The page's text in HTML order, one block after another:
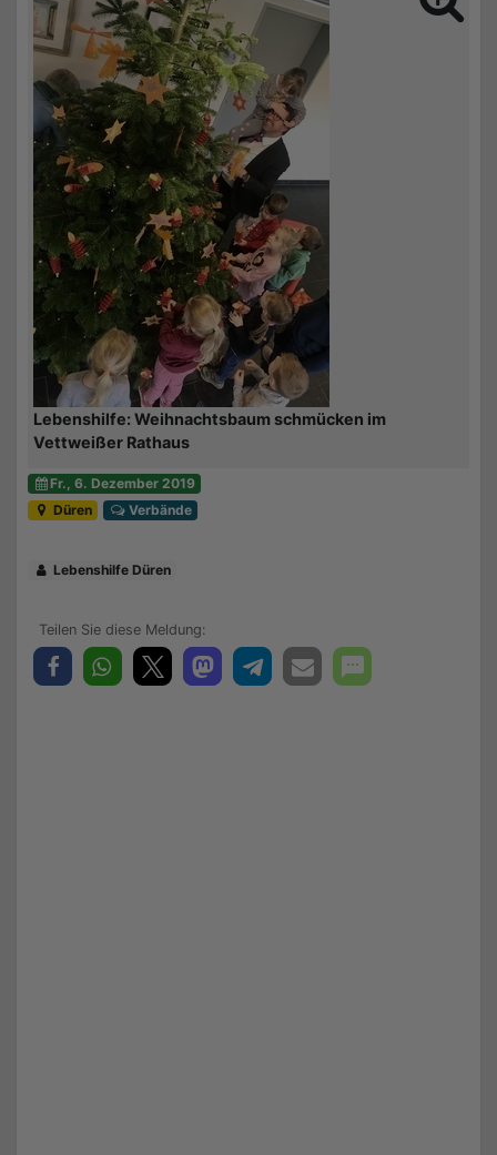
Lebenshilfe: Weihnachtsbaum schmücken im
Vettweißer Rathaus
Fr., 6. Dezember 2019
Düren
Verbände
Lebenshilfe Düren